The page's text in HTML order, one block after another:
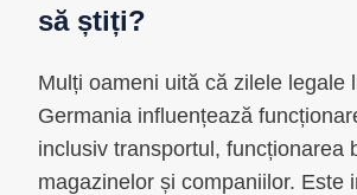
să știți?
Mulți oameni uită că zilele legale
Germania influențează
inclusiv transportul, funcționarea
magazinelor și companiilor. Este